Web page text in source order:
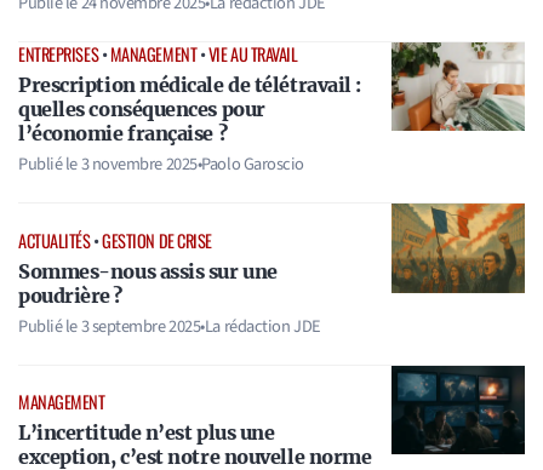
ENTREPRISES•MANAGEMENT•VIE AU TRAVAIL
Prescription médicale de télétravail :
quelles conséquences pour
l’économie française ?
Publié le3 novembre 2025•Paolo Garoscio
ACTUALITÉS•GESTION DE CRISE
Sommes-nous assis sur une
poudrière ?
Publié le3 septembre 2025•La rédaction JDE
MANAGEMENT
L’incertitude n’est plus une
exception, c’est notre nouvelle norme